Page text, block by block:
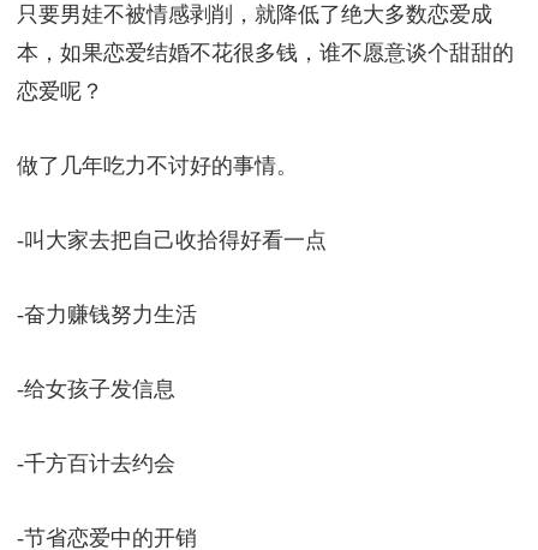
只要男娃不被情感剥削，就降低了绝大多数恋爱成
本，如果恋爱结婚不花很多钱，谁不愿意谈个甜甜的
恋爱呢？
做了几年吃力不讨好的事情。
-叫大家去把自己收拾得好看一点
-奋力赚钱努力生活
-给女孩子发信息
-千方百计去约会
-节省恋爱中的开销